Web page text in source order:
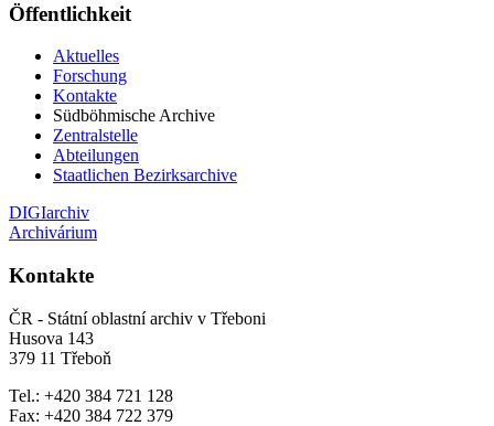
Öffentlichkeit
Aktuelles
Forschung
Kontakte
Südböhmische Archive
Zentralstelle
Abteilungen
Staatlichen Bezirksarchive
DIGIarchiv
Archivárium
Kontakte
ČR - Státní oblastní archiv v Třeboni
Husova 143
379 11 Třeboň
Tel.: +420 384 721 128
Fax: +420 384 722 379